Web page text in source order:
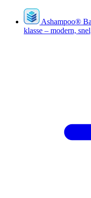
Ashampoo®
klasse – modern,